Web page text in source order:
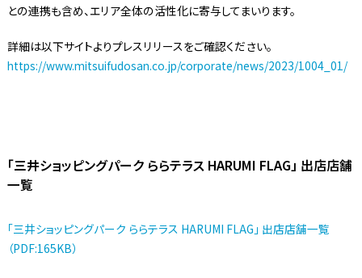
との連携も含め、エリア全体の活性化に寄与してまいります。
詳細は以下サイトよりプレスリリースをご確認ください。
https://www.mitsuifudosan.co.jp/corporate/news/2023/1004_01/
「三井ショッピングパーク ららテラス HARUMI FLAG」 出店店舗
一覧
「三井ショッピングパーク ららテラス HARUMI FLAG」 出店店舗一覧
（PDF:165KB）